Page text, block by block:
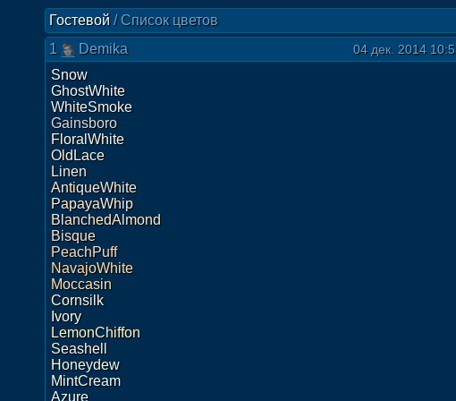
Гостевой / Список цветов
1
Demika 04 дек. 2014
Snow
GhostWhite
WhiteSmoke
Gainsboro
FloralWhite
OldLace
Linen
AntiqueWhite
PapayaWhip
BlanchedAlmond
Bisque
PeachPuff
NavajoWhite
Moccasin
Cornsilk
Ivory
LemonChiffon
Seashell
Honeydew
MintCream
Azure